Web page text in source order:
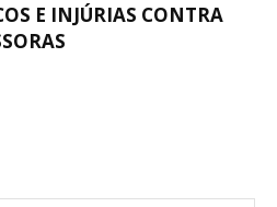
E INJÚRIAS CONTRA